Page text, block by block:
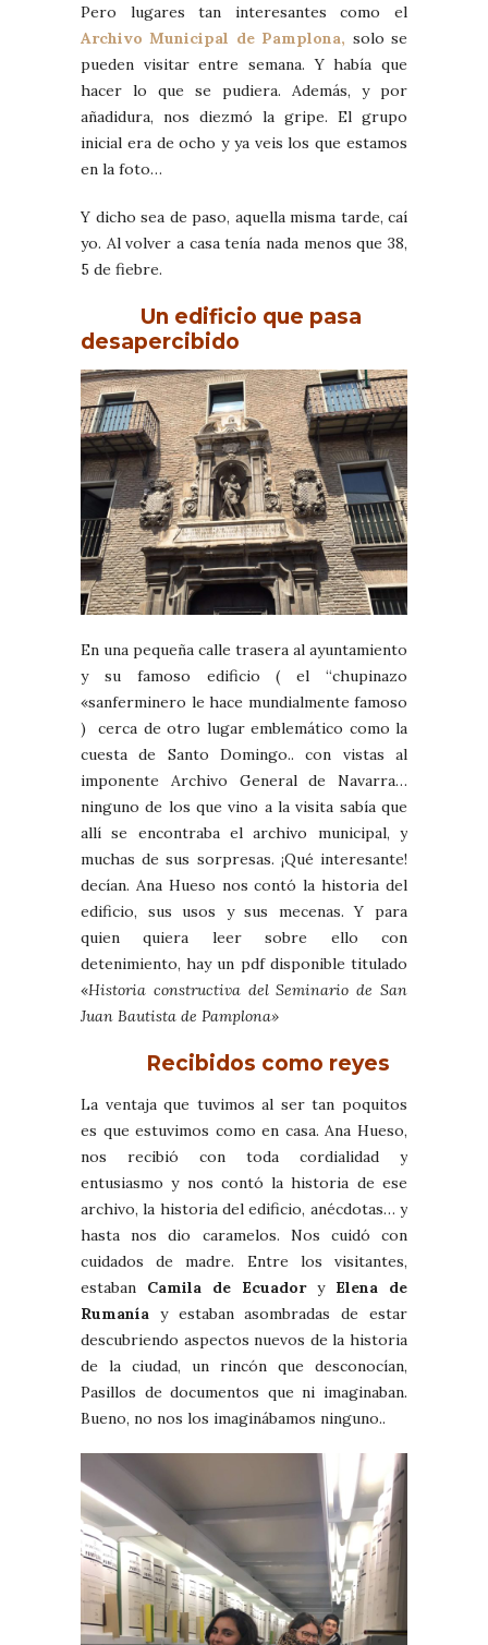
Pero lugares tan interesantes como el
Archivo Municipal de Pamplona, solo se
pueden visitar entre semana. Y había que
hacer lo que se pudiera. Además, y por
añadidura, nos diezmó la gripe. El grupo
inicial era de ocho y ya veis los que estamos
en la foto…
Y dicho sea de paso, aquella misma tarde, caí
yo. Al volver a casa tenía nada menos que 38,
5 de fiebre.
Un edificio que pasa
desapercibido
En una pequeña calle trasera al ayuntamiento
y su famoso edificio ( el “chupinazo
«sanferminero le hace mundialmente famoso
) cerca de otro lugar emblemático como la
cuesta de Santo Domingo.. con vistas al
imponente Archivo General de Navarra…
ninguno de los que vino a la visita sabía que
allí se encontraba el archivo municipal, y
muchas de sus sorpresas. ¡Qué interesante!
decían. Ana Hueso nos contó la historia del
edificio, sus usos y sus mecenas. Y para
quien quiera leer sobre ello con
detenimiento, hay un pdf disponible titulado
«Historia constructiva del Seminario de San
Juan Bautista de Pamplona»
Recibidos como reyes
La ventaja que tuvimos al ser tan poquitos
es que estuvimos como en casa. Ana Hueso,
nos recibió con toda cordialidad y
entusiasmo y nos contó la historia de ese
archivo, la historia del edificio, anécdotas… y
hasta nos dio caramelos. Nos cuidó con
cuidados de madre. Entre los visitantes,
estaban Camila de Ecuadory Elena de
Rumanía y estaban asombradas de estar
descubriendo aspectos nuevos de la historia
de la ciudad, un rincón que desconocían,
Pasillos de documentos que ni imaginaban.
Bueno, no nos los imaginábamos ninguno..